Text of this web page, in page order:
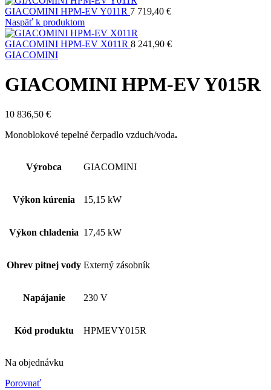
GIACOMINI HPM-EV Y011R 7 719,40 €
Naspäť k produktom
GIACOMINI HPM-EV X011R 8 241,90 €
GIACOMINI
GIACOMINI HPM-EV Y015R
10 836,50 €
Monoblokové tepelné čerpadlo vzduch/voda.
Výrobca GIACOMINI
Výkon kúrenia 15,15 kW
Výkon chladenia 17,45 kW
Ohrev pitnej vody Externý zásobník
Napájanie 230 V
Kód produktu HPMEVY015R
Na objednávku
Porovnať